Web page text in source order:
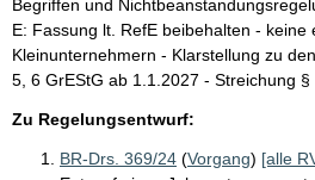
Begriffen und
E: Fassung lt. RefE beibehalten - keine
Kleinunternehmern - Klarstellung zu
5, 6 GrEStG ab 1.1.2027 - Streichung §
Zu Regelungsentwurf:
BR-Drs. 369/24 (Vorgang) [alle